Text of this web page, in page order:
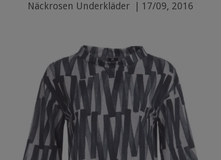
Näckrosen Underkläder 17/09, 2016